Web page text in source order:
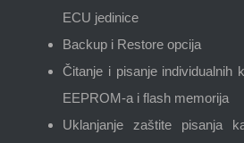
ECU jedinice
Backup i Restore opcija
Čitanje i pisanje individualnih
EEPROM-a i flash memorija
Uklanjanje zaštite pisanja